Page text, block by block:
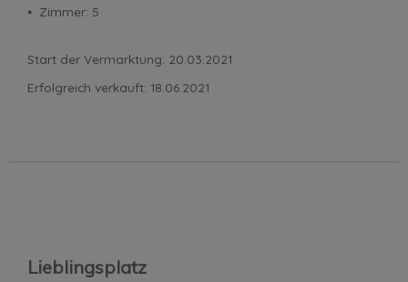
⦁ Zimmer: 5
Start der Vermarktung: 20.03.2021
Erfolgreich verkauft: 18.06.2021
Lieblingsplatz